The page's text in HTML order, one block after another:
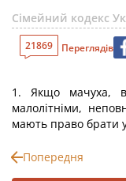
Сімейний кодекс
21869 Переглядів
1. Якщо мачуха,
малолітніми,
мають право брати
Попередня